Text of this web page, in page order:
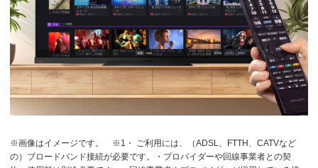
※画像はイメージです。
※1・ ご利用には、（ADSL、FTTH、CATVなど
の）ブロードバンド接続が必要です。・プロバイダーや回線事業者との契